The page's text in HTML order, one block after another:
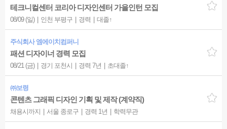
테크니컬센터 코리아 디자인센터 가을인턴 모집
08/09 (일) 인천 부평구 경력 대졸↑
주식회사 엠에이치컴퍼니
패션 디자이너 경력 모집
08/21 (금) 경기 포천시 경력 7년 초대졸↑
㈜보령
콘텐츠 그래픽 디자인 기획 및 제작 (계약직)
채용시까지 서울 종로구 경력 1년 학력무관